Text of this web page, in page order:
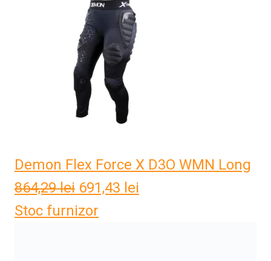
fost:
863,27 lei.
Demon Flex Force X D3O WMN Long
864,29lei Prețul
inițial
691,43 lei
Stoc furnizor